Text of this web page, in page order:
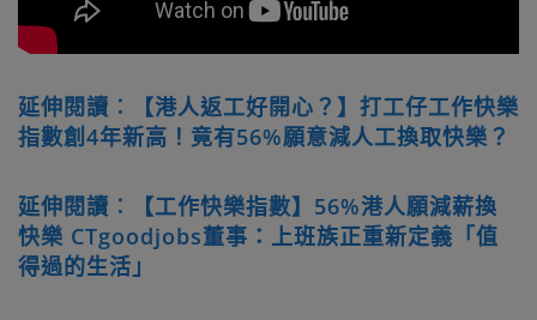
延伸閱讀︰【港人返工好開心？】打工仔工作快樂
指數創4年新高！竟有56%願意減人工換取快樂？
延伸閱讀︰【工作快樂指數】56%港人願減薪換
快樂 CTgoodjobs董事：上班族正重新定義「值
得過的生活」